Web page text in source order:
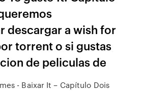
descargar a wish for
torrent o si gustas
de peliculas de
- Baixar It – Capítulo Dois